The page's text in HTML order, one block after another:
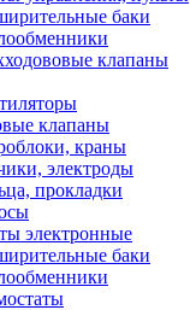
баки
клапаны
клапаны
краны
электроды
прокладки
электронные
баки